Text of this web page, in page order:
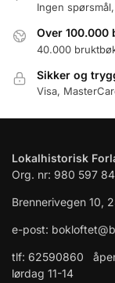
Ingen
Over 100.000
40.000
Sikker og
Visa,
Lokalhistorisk
Org. nr: 980 597
Brennerivegen 10,
e-post:
tlf: 62590860 åpent
lørdag 11-14